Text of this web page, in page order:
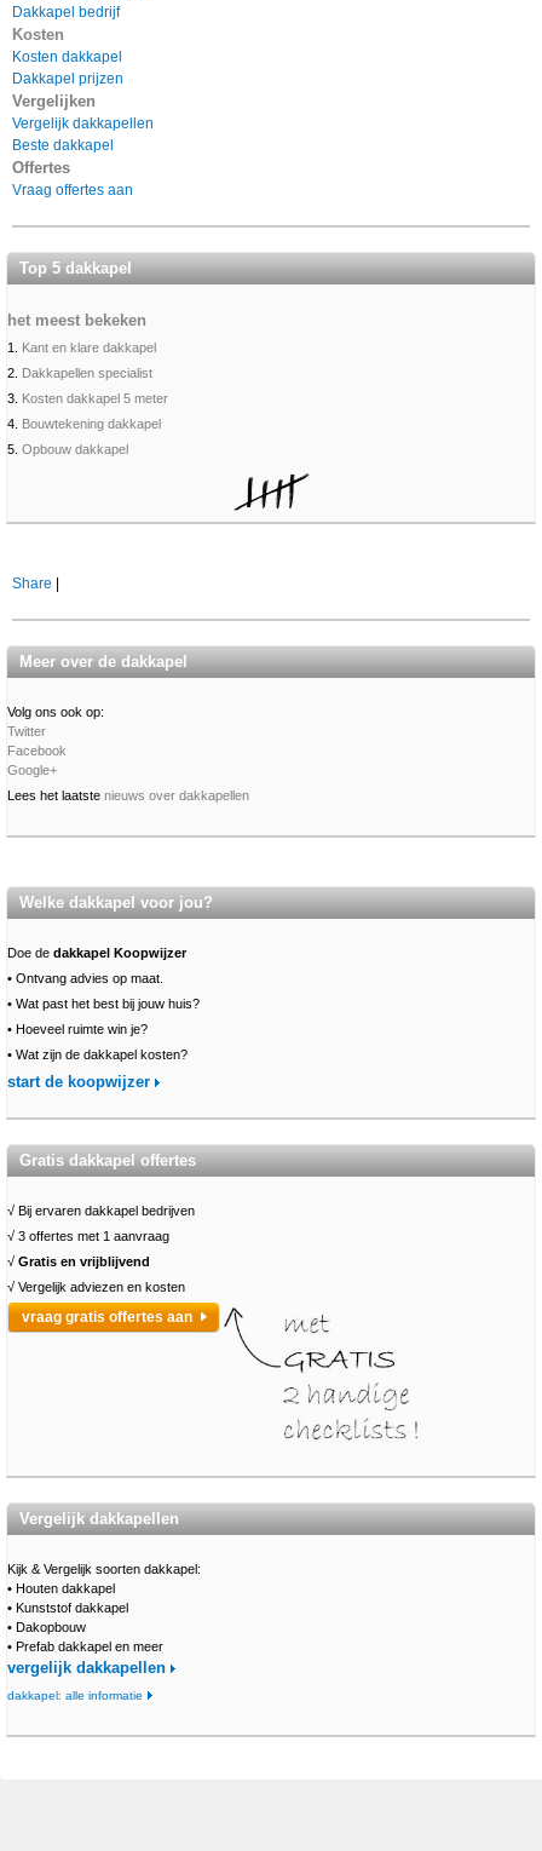
Dakkapel bedrijf
Kosten
Kosten dakkapel
Dakkapel prijzen
Vergelijken
Vergelijk dakkapellen
Beste dakkapel
Offertes
Vraag offertes aan
Top 5 dakkapel
het meest bekeken
1. Kant en klare dakkapel
2. Dakkapellen specialist
3. Kosten dakkapel 5 meter
4. Bouwtekening dakkapel
5. Opbouw dakkapel
Share
Meer over de dakkapel
Volg ons ook op:
Twitter
Facebook
Google+
Lees het laatste nieuws over dakkapellen
Welke dakkapel voor jou?
Doe de dakkapel Koopwijzer
• Ontvang advies op maat.
• Wat past het best bij jouw huis?
• Hoeveel ruimte win je?
• Wat zijn de dakkapel kosten?
start de koopwijzer
Gratis dakkapel offertes
√ Bij ervaren dakkapel bedrijven
√ 3 offertes met 1 aanvraag
√ Gratis en vrijblijvend
√ Vergelijk adviezen en kosten
vraag gratis offertes aan
Vergelijk dakkapellen
Kijk & Vergelijk soorten dakkapel:
• Houten dakkapel
• Kunststof dakkapel
• Dakopbouw
• Prefab dakkapel en meer
vergelijk dakkapellen
dakkapel: alle informatie